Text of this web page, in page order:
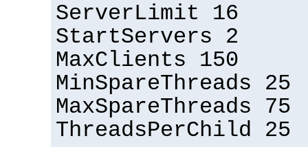
ServerLimit 16
StartServers 2
MaxClients 150
MinSpareThreads 25
MaxSpareThreads 75
ThreadsPerChild 25